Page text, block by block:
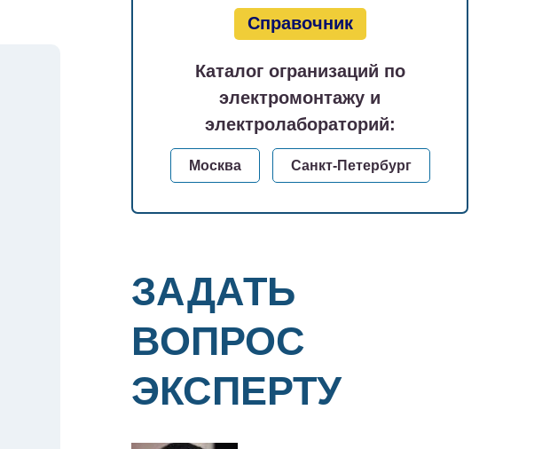
Справочник
Каталог огранизаций по
электромонтажу и
электролабораторий:
Москва Санкт-Петербург
ЗАДАТЬ
ВОПРОС
ЭКСПЕРТУ